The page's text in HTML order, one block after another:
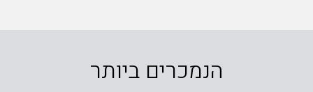
הנמכרים ביותר